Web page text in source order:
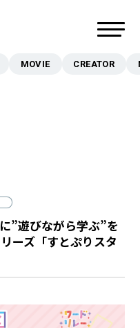
MOVIE CREATOR
計再生数
”遊びながら学ぶ”を
ーズ「すとぷりスタ